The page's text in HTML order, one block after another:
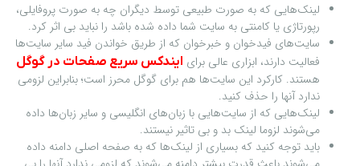
لینک‌هایی که به صورت طبیعی توسط دیگران چه به صورت پروفایلی،
رپورتاژی یا کامنتی به سایت شما داده شده باشد را نباید بی اثر کرد.
سایت‌های فیدخوان و خبرخوان که از طریق خواندن فید سایر سایت‌ها
فعالیت دارند، ابزاری عالی برای ایندکس سریع صفحات در گوگل
هستند. کارکرد این سایت‌ها هم برای گوگل محرز است؛ بنابراین لزومی
ندارد آنها را حذف کنید.
لینک‌هایی که از سایت‌هایی با زبان‌های انگلیسی و سایر زبان‌ها داده
می‌شوند لزوما لینک بد و بی تاثیر نیستند.
باید توجه کنید که بسیاری از لینک‌ها که به صفحه اصلی دامنه داده